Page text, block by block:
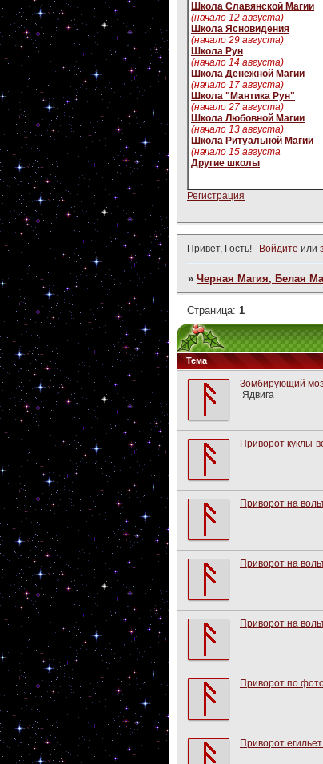
Школа Славянской Магии
(начало 12 августа)
Школа Ясновидения
(начало 29 августа)
Школа Рун
(начало 14 августа)
Школа Денежной Магии
(начало 17 августа)
Школа "Мантика Рун"
(начало 27 августа)
Школа Любовной Магии
(начало 13 августа)
Школа Ритуальной Магии
(начало 15 августа
Другие школы
Регистрация
Привет, Гость! Войдите или
»Черная Магия, Белая
Страница: 1
Тема
Зомбирующий
Ядвига
Приворот куклы-
Приворот на
Приворот на
Приворот на
Приворот по
Приворот